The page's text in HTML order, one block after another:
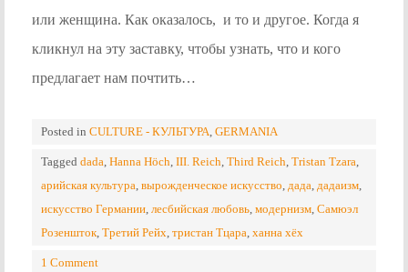
или женщина. Как оказалось, и то и другое. Когда я
кликнул на эту заставку, чтобы узнать, что и кого
предлагает нам почтить…
Posted in CULTURE - КУЛЬТУРА, GERMANIA
Tagged dada, Hanna Höch, III. Reich, Third Reich, Tristan Tzara,
арийская культура, вырожденческое искусство, дада, дадаизм,
искусство Германии, лесбийская любовь, модернизм, Самюэл
Розеншток, Третий Рейх, тристан Тцара, ханна хёх
1 Comment